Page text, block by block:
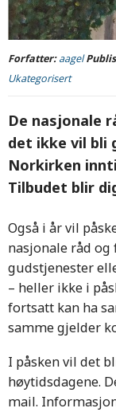
Forfatter:aagel
Ukategorisert
De nasjonale
det ikke vil bli
Norkirken
Tilbudet blir
Også i år vil
nasjonale råd
gudstjenester
– heller ikke i
fortsatt kan ha
samme gjelder
I påsken vil det
høytidsdagene.
mail.